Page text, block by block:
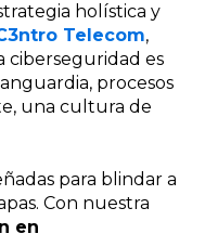
holística y
Telecom,
ciberseguridad es
procesos
una cultura de
para blindar a
Con nuestra
en